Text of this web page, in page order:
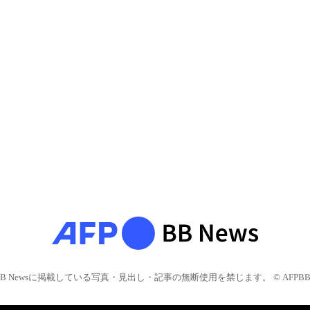
Newsに掲載している写真・見出し・記事の無断使用を禁じます。 © AFPBB